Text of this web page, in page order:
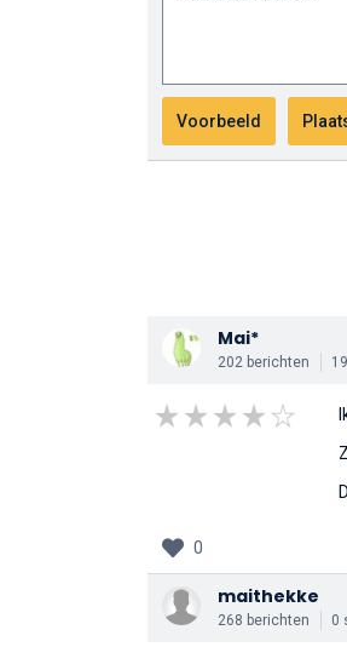
Mai*
202 berichten
0
maithekke
268 berichten 0